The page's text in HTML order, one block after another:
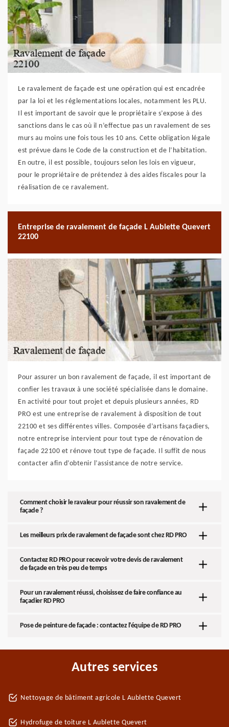
Le ravalement de façade est une opération qui est encadrée
par la loi et les réglementations locales, notamment les PLU.
Il est important de savoir que le propriétaire s’expose à des
sanctions dans le cas où il n’effectue pas un ravalement de ses
murs au moins une fois tous les 10 ans. Cette obligation légale
est prévue dans le Code de la construction et de l’habitation.
En outre, il est possible, toujours selon les lois en vigueur,
pour le propriétaire de prétendez à des aides fiscales pour la
réalisation de ce ravalement.
Entreprise de ravalement de façade L Aublette Quevert
22100
Pour assurer un bon ravalement de façade, il est important de
confier les travaux à une société spécialisée dans le domaine.
En activité pour tout projet et depuis plusieurs années, RD
PRO est une entreprise de ravalement à disposition de tout
22100 et ses différentes villes. Composée d’artisans façadiers,
notre entreprise intervient pour tout type de rénovation de
façade 22100 et rénove tout type de façade. Il suffit de nous
contacter afin d’obtenir l’assistance de notre service.
Comment choisir le ravaleur pour réussir son ravalement de
façade ?
Les meilleurs prix de ravalement de façade sont chez RD PRO
Contactez RD PRO pour recevoir votre devis de ravalement
de façade en très peu de temps
Pour un ravalement réussi, choisissez de faire confiance au
façadier RD PRO
Pose de peinture de façade : contactez l’équipe de RD PRO
Autres services
Nettoyage de bâtiment agricole L Aublette Quevert
Hydrofuge de toiture L Aublette Quevert